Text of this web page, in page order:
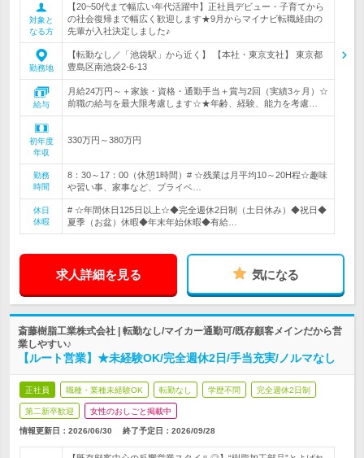
対象と
なる方
【20~50代まで幅広い年代活躍中】正社員デビュー・子育てから
の社会復帰まで幅広く歓迎します★9月からマイナビ転職経由の
先輩が入社決定しました♪
勤務地
【転勤なし／「池袋駅」から近く】 【本社・東京支社】 東京都
豊島区南池袋2-6-13
給与
月給24万円～＋家族・資格・通勤手当＋賞与2回（実績3ヶ月）☆
前職の給与を最大限考慮します☆★年齢、経験、能力を考慮…
初年度
年収
330万円～380万円
勤務
時間
8：30～17：00（休憩1時間）# ☆残業は月平均10～20H程☆趣味
や習い事、家事など、プライベ…
休日
休暇
# ☆年間休日125日以上☆◆完全週休2日制（土日休み）◆祝日◆
夏季（お盆）休暇◆年末年始休暇◆有給…
求人詳細を見る 気になる
斎藤樹脂工業株式会社 | 転勤なし/マイカー通勤可/既存顧客メインだから営
業しやすい♪
【ルート営業】★未経験OK/完全週休2日/手当充実/ノルマなし
正社員 職種・業種未経験OK 転勤なし 学歴不問 完全週休2日制
第二新卒歓迎 女性のおしごと掲載中
情報更新日：2026/06/30 終了予定日： 2026/09/28